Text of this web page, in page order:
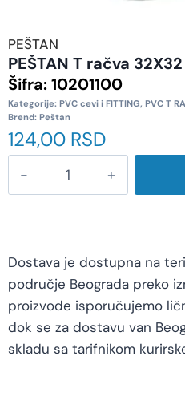
PEŠTAN
PEŠTAN T račva 32X32
Šifra:10201100
Kategorije: PVC cevi i FITTING, PVC T
Brend: Peštan
124,00 RSD
Dostava je dostupna na
područje Beograda preko
proizvode isporučujemo
dok se za dostavu van
skladu sa tarifnikom